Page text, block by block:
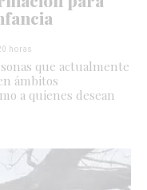
horas
que actualmente
ámbitos
a quienes desean